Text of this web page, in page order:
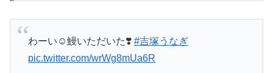
わーい☺️鰻いただいた❣️ #吉塚うなぎ
pic.twitter.com/wrWg8mUa6R